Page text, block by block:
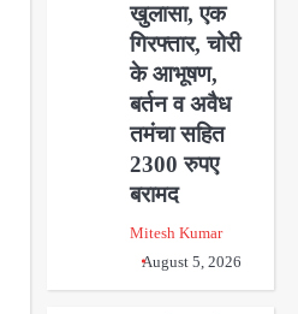
खुलासा, एक
गिरफ्तार, चोरी
के आभूषण,
बर्तन व अवैध
तमंचा सहित
2300 रुपए
बरामद
Mitesh Kumar
August 5, 2026